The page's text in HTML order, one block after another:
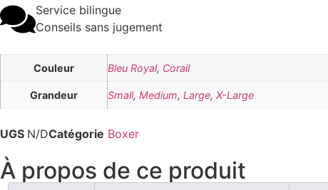
Service bilingue
Conseils sans jugement
Couleur Bleu Royal, Corail
Grandeur Small, Medium, Large, X-Large
UGS N/DCatégorie Boxer
À propos de ce produit